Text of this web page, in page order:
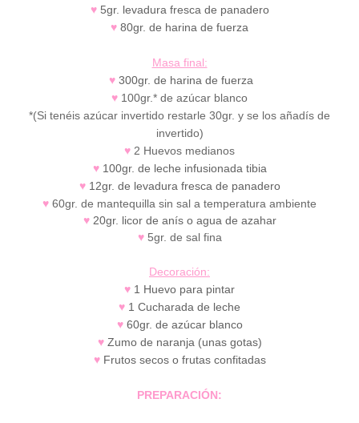
♥5gr. levadura fresca de panadero
♥ 80gr. de harina de fuerza
Masa final:
♥ 300gr. de harina de fuerza
♥ 100gr.* de azúcar blanco
*(Si tenéis azúcar invertido restarle 30gr. y se los añadís de
invertido)
♥ 2 Huevos medianos
♥100gr. de leche infusionada tibia
♥12gr. de levadura fresca de panadero
♥ 60gr. de mantequilla sin sal a temperatura ambiente
♥20gr. licor de anís o agua de azahar
♥5gr. de sal fina
Decoración:
♥ 1 Huevo para pintar
♥ 1 Cucharada de leche
♥60gr. de azúcar blanco
♥Zumo de naranja (unas gotas)
♥Frutos secos o frutas confitadas
PREPARACIÓN: